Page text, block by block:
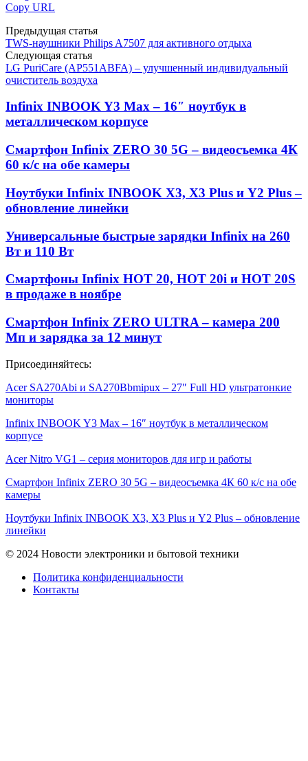
Copy URL
Предыдущая статья
TWS-наушники Philips A7507 для активного отдыха
Следующая статья
LG PuriCare (AP551ABFA) – улучшенный индивидуальный
очиститель воздуха
Infinix INBOOK Y3 Max – 16″ ноутбук в
металлическом корпусе
Смартфон Infinix ZERO 30 5G – видеосъемка 4К
60 к/с на обе камеры
Ноутбуки Infinix INBOOK X3, X3 Plus и Y2 Plus –
обновление линейки
Универсальные быстрые зарядки Infinix на 260
Вт и 110 Вт
Смартфоны Infinix HOT 20, HOT 20i и HOT 20S
в продаже в ноябре
Смартфон Infinix ZERO ULTRA – камера 200
Мп и зарядка за 12 минут
Присоединяйтесь:
Acer SA270Abi и SA270Bbmipux – 27″ Full HD ультратонкие
мониторы
Infinix INBOOK Y3 Max – 16″ ноутбук в металлическом
корпусе
Acer Nitro VG1 – серия мониторов для игр и работы
Смартфон Infinix ZERO 30 5G – видеосъемка 4К 60 к/с на обе
камеры
Ноутбуки Infinix INBOOK X3, X3 Plus и Y2 Plus – обновление
линейки
© 2024 Новости электроники и бытовой техники
Политика конфиденциальности
Контакты